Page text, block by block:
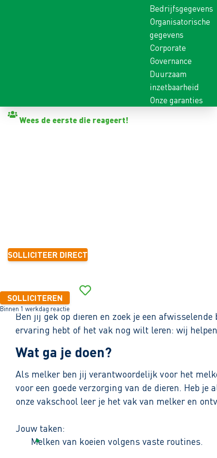
Bedrijfsgegevens
Organisatorische
gegevens
Corporate
Governance
Duurzaam
inzetbaarheid
Onze garanties
Wees de eerste die reageert!
SOLLICITEER DIRECT
SOLLICITEREN
Binnen 1 werkdag reactie
Ben jij gek op dieren en zoek je een
ervaring hebt of het vak nog wilt leren: wij
Wat ga je doen?
Als melker ben jij verantwoordelijk voor het
voor een goede verzorging van de dieren. Heb
onze vakschool leer je het vak van melker en
Jouw taken:
Melken van koeien volgens vaste routines.